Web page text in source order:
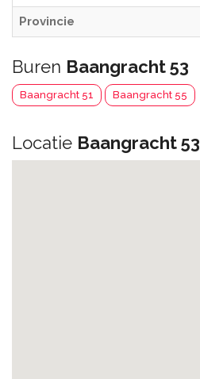
Provincie
Buren Baangracht 53
Baangracht 51 Baangracht 55
Locatie Baangracht 53